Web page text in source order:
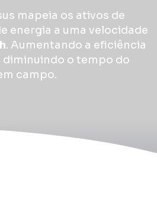
mapeia os ativos de
energia a uma velocidade
. Aumentando a eficiência
diminuindo o tempo do
campo.